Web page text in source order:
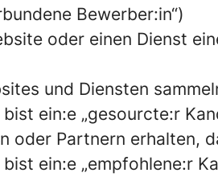
Bewerber:in“)
oder einen Dienst
und Diensten
ein:e „gesourcte:r
Partnern erhalten,
ein:e „empfohlene:r